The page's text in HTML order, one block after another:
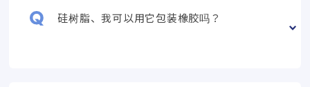
硅树脂、我可以用它包装橡胶吗？